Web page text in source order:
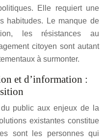
Elle requiert une
habitudes. Le manque de
les résistances au
citoyen sont autant
à surmonter.
et d’information :
public aux enjeux de la
existantes constitue
sont les personnes qui